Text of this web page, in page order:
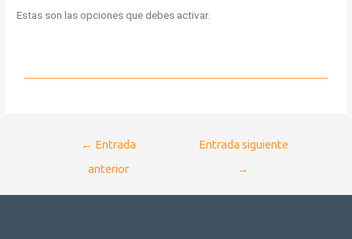
Estas son las opciones que debes activar.
← Entrada
anterior
Entrada siguiente
→